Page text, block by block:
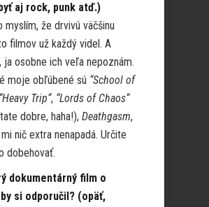
aj rock, punk atď.)
myslím, že drvivú väčšinu
filmov už každý videl. A
ja osobne ich veľa nepoznám.
moje obľúbené sú “School of
“Heavy Trip“, “Lords of Chaos“
dobre, haha!), Deathgasm,
nič extra nenapadá. Určite
dobehovať.
dokumentárný film o
si odporučil? (opäť,